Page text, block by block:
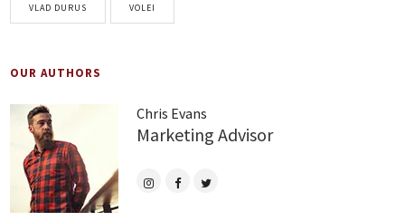
VLAD DURUS VOLEI
OUR AUTHORS
Chris Evans
Marketing Advisor